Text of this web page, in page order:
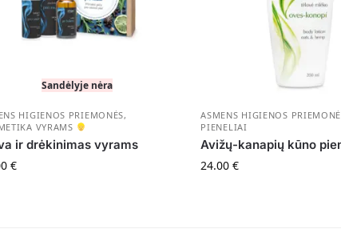
Sandėlyje nėra
HIGIENOS PRIEMONĖS,
VYRAMS
ir drėkinimas vyrams
€
ASMENS HIGIENOS
PIENELIAI
Avižų-kanapių kūno
24.00€